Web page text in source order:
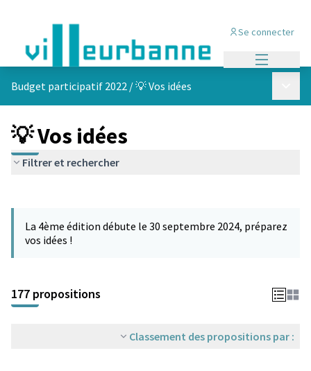
Se connecter
Budget participatif 2022 /💡 Vos idées
💡 Vos idées
Filtrer et rechercher
−
La 4ème édition débute le 30 septembre 2024, préparez
vos idées !
177 propositions
Classement des propositions par :